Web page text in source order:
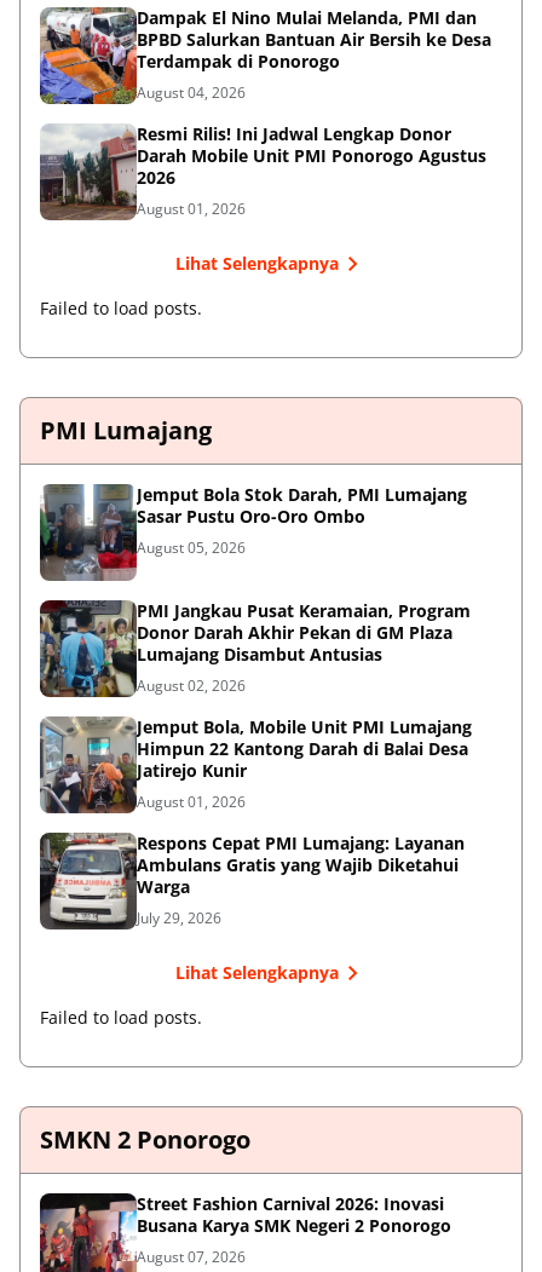
Dampak El Nino Mulai Melanda, PMI dan
BPBD Salurkan Bantuan Air Bersih ke Desa
Terdampak di Ponorogo
August 04, 2026
Resmi Rilis! Ini Jadwal Lengkap Donor
Darah Mobile Unit PMI Ponorogo Agustus
2026
August 01, 2026
Lihat Selengkapnya
Failed to load posts.
PMI Lumajang
Jemput Bola Stok Darah, PMI Lumajang
Sasar Pustu Oro-Oro Ombo
August 05, 2026
PMI Jangkau Pusat Keramaian, Program
Donor Darah Akhir Pekan di GM Plaza
Lumajang Disambut Antusias
August 02, 2026
Jemput Bola, Mobile Unit PMI Lumajang
Himpun 22 Kantong Darah di Balai Desa
Jatirejo Kunir
August 01, 2026
Respons Cepat PMI Lumajang: Layanan
Ambulans Gratis yang Wajib Diketahui
Warga
July 29, 2026
Lihat Selengkapnya
Failed to load posts.
SMKN 2 Ponorogo
Street Fashion Carnival 2026: Inovasi
Busana Karya SMK Negeri 2 Ponorogo
August 07, 2026